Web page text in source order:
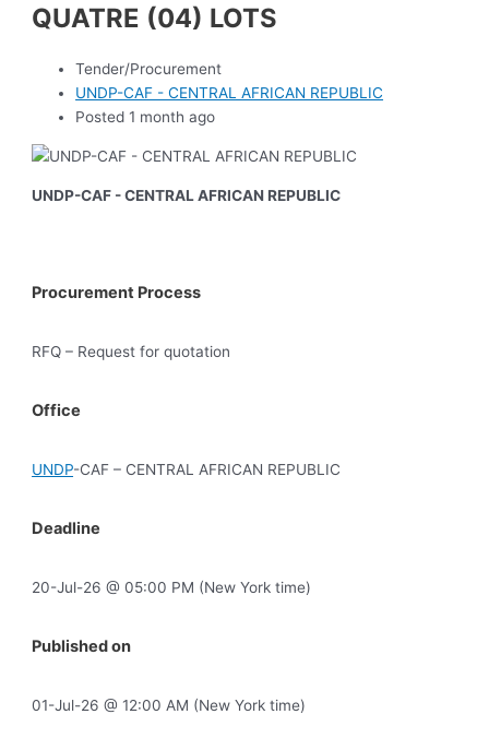
QUATRE (04) LOTS
Tender/Procurement
UNDP-CAF - CENTRAL AFRICAN REPUBLIC
Posted 1 month ago
UNDP-CAF - CENTRAL AFRICAN REPUBLIC
Procurement Process
RFQ – Request for quotation
Office
UNDP-CAF – CENTRAL AFRICAN REPUBLIC
Deadline
20-Jul-26 @ 05:00 PM (New York time)
Published on
01-Jul-26 @ 12:00 AM (New York time)